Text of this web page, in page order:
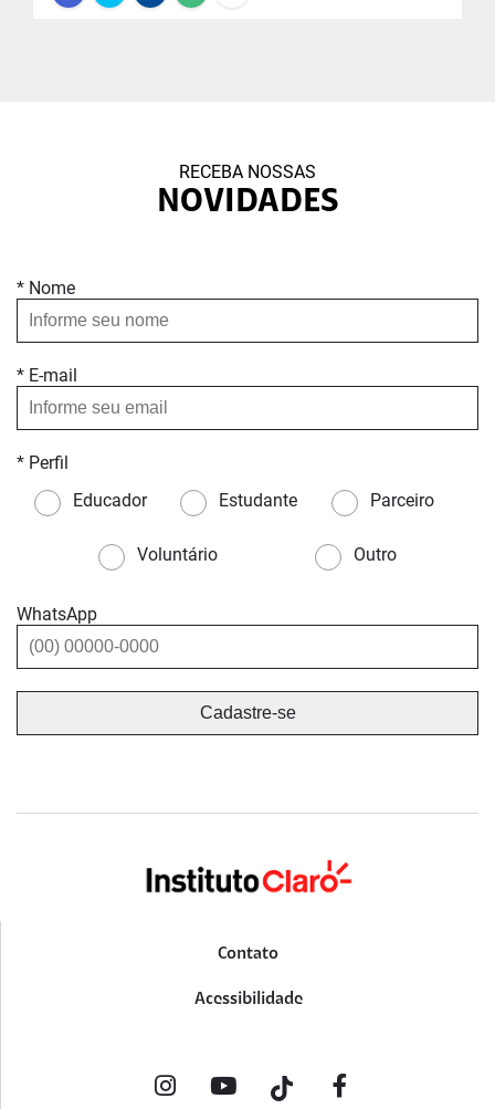
RECEBA NOSSAS
NOVIDADES
* Nome
* E-mail
* Perfil
Educador
Estudante Parceiro
Voluntário Outro
WhatsApp
Contato
Acessibilidade